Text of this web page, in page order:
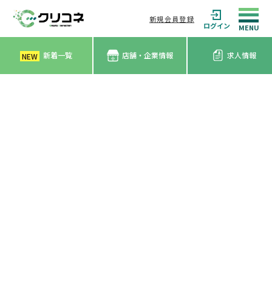
新規会員登録
ログイン
NEW 新着一覧 店舗・企業情報 求人情報